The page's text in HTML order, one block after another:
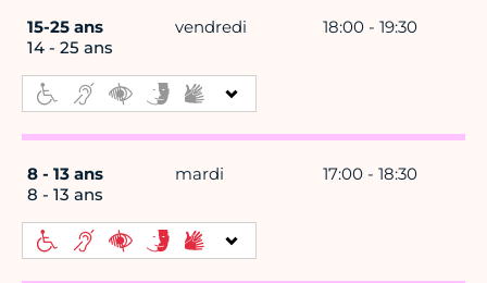
15-25 ans
14 - 25 ans
vendredi 18:00 - 19:30
8 - 13 ans
8 - 13 ans
mardi 17:00 - 18:30